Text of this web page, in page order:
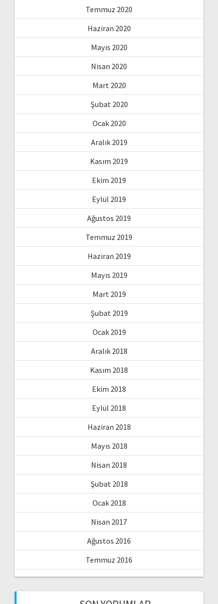
Temmuz 2020
Haziran 2020
Mayıs 2020
Nisan 2020
Mart 2020
Şubat 2020
Ocak 2020
Aralık 2019
Kasım 2019
Ekim 2019
Eylül 2019
Ağustos 2019
Temmuz 2019
Haziran 2019
Mayıs 2019
Mart 2019
Şubat 2019
Ocak 2019
Aralık 2018
Kasım 2018
Ekim 2018
Eylül 2018
Haziran 2018
Mayıs 2018
Nisan 2018
Şubat 2018
Ocak 2018
Nisan 2017
Ağustos 2016
Temmuz 2016